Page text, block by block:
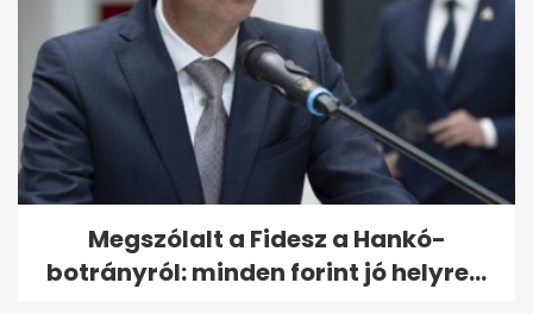
Megszólalt a Fidesz a Hankó-
botrányról: minden forint jó helyre...